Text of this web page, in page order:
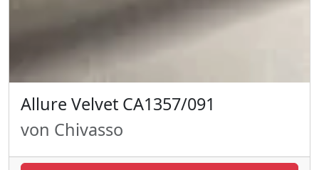
Allure Velvet CA1357/091
von Chivasso